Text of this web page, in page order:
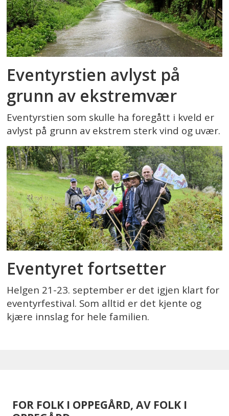
Eventyrstien avlyst på
grunn av ekstremvær
Eventyrstien som skulle ha foregått i kveld er
avlyst på grunn av ekstrem sterk vind og uvær.
Eventyret fortsetter
Helgen 21-23. september er det igjen klart for
eventyrfestival. Som alltid er det kjente og
kjære innslag for hele familien.
FOR FOLK I OPPEGÅRD, AV FOLK I